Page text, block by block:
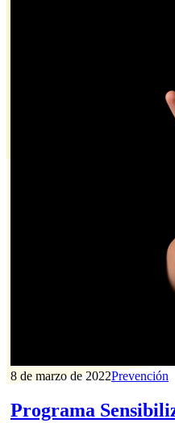
8 de marzo de 2022Prevención
Programa